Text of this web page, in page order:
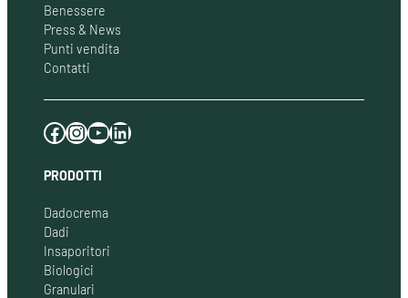
Benessere
Press & News
Punti vendita
Contatti
Facebook Instagram YouTube LinkedIn
PRODOTTI
Dadocrema
Dadi
Insaporitori
Biologici
Granulari